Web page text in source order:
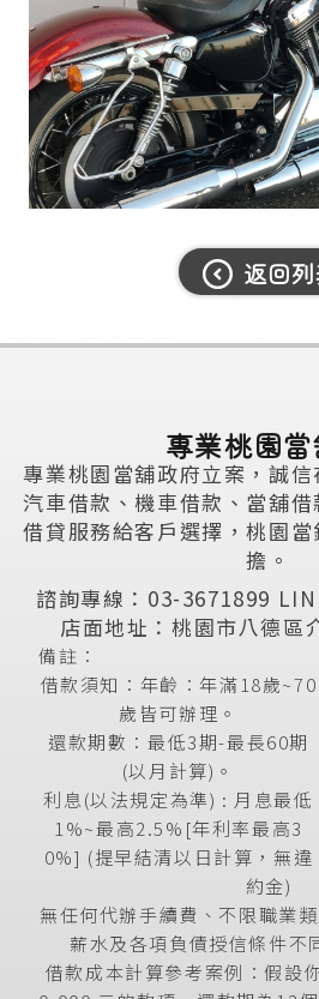
返回
專業桃園當
專業桃園當舖政府立案，誠
汽車借款、機車借款、當舖
借貸服務給客戶選擇，桃園
擔。
諮詢專線：03-3671899
店面地址：桃園市八德區
備註：
借款須知：年齡：年滿18歲~70
歲皆可辦理。
還款期數：最低3期-最長60期
(以月計算)。
利息(以法規定為準) : 月息最低
1%~最高2.5%[年利率最高3
0%] (提早結清以日計算，無違
約金)
無任何代辦手續費、不限職業
薪水及各項負債授信條件不
借款成本計算參考案例：假設